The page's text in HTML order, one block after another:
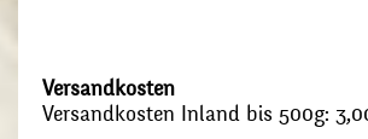
Versandkosten
Versandkosten Inland bis 500g: